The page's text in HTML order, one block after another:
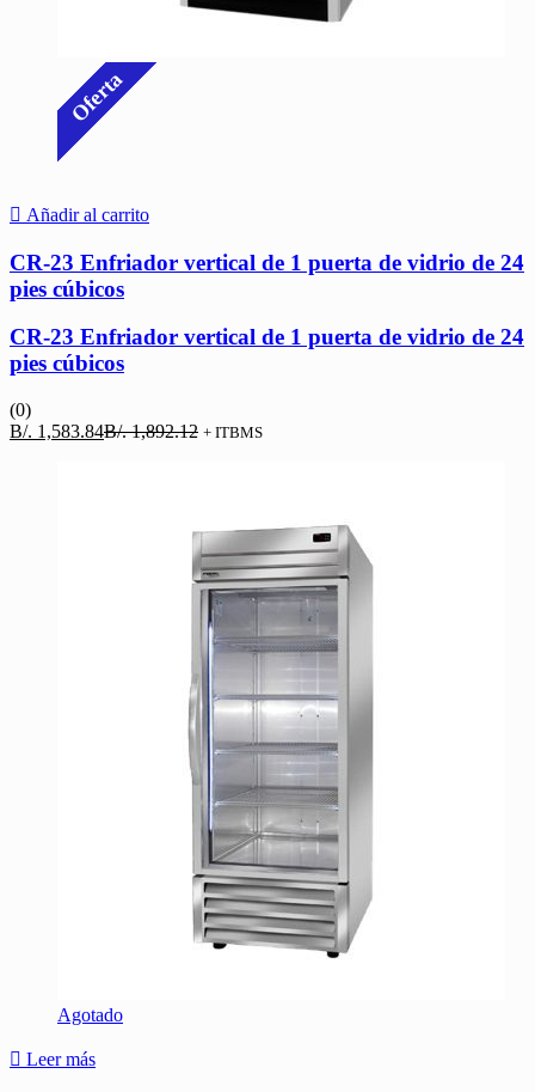
Oferta
Añadir al carrito
CR-23 Enfriador vertical de 1 puerta de vidrio de 24
pies cúbicos
CR-23 Enfriador vertical de 1 puerta de vidrio de 24
pies cúbicos
(0)
B/. 1,583.84El
B/.1,892.12 El
+ ITBMS
Agotado
Leer más